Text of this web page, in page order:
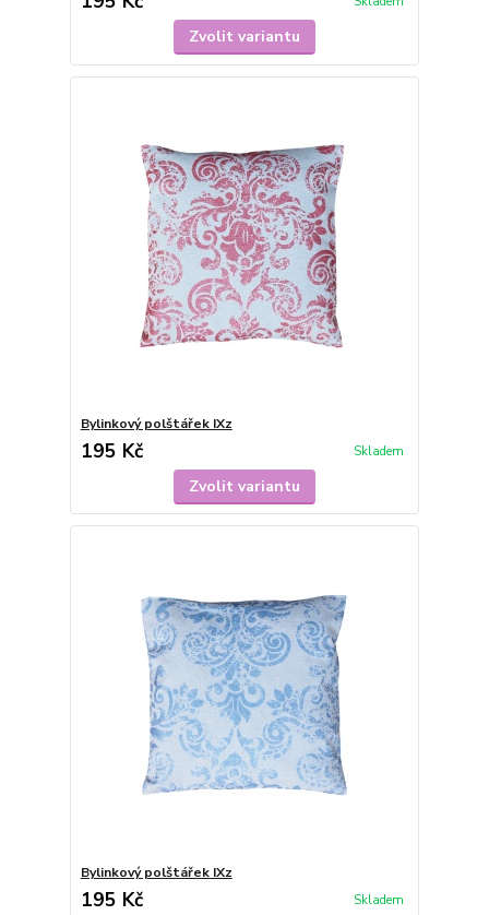
Zvolit variantu
Bylinkový polštářek IXz
195 Kč Skladem
Zvolit variantu
Bylinkový polštářek IXz
195 Kč Skladem